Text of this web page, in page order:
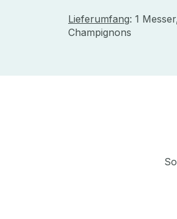
Lieferumfang: 1
Champignons